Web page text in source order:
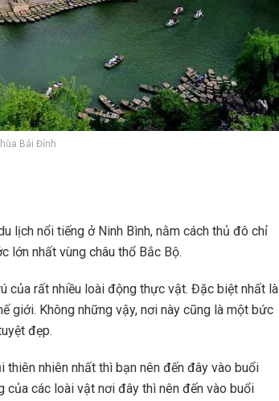
Bái Đính
lịch nổi tiếng ở Ninh Bình, nằm cách thủ đô chỉ
lớn nhất vùng châu thổ Bắc Bộ.
của rất nhiều loài động thực vật. Đặc biệt nhất là
giới. Không những vậy, nơi này cũng là một bức
đẹp.
thiên nhiên nhất thì bạn nên đến đây vào buổi
của các loài vật nơi đây thì nên đến vào buổi